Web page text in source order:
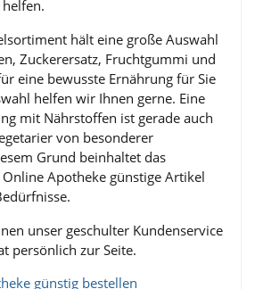
hält eine große Auswahl
Zuckerersatz, Fruchtgummi und
eine bewusste Ernährung für Sie
helfen wir Ihnen gerne. Eine
mit Nährstoffen ist gerade auch
von besonderer
Grund beinhaltet das
Apotheke günstige Artikel
unser geschulter Kundenservice
persönlich zur Seite.
günstig bestellen